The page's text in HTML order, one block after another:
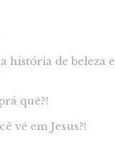
história de beleza e
quê?!
vê em Jesus?!